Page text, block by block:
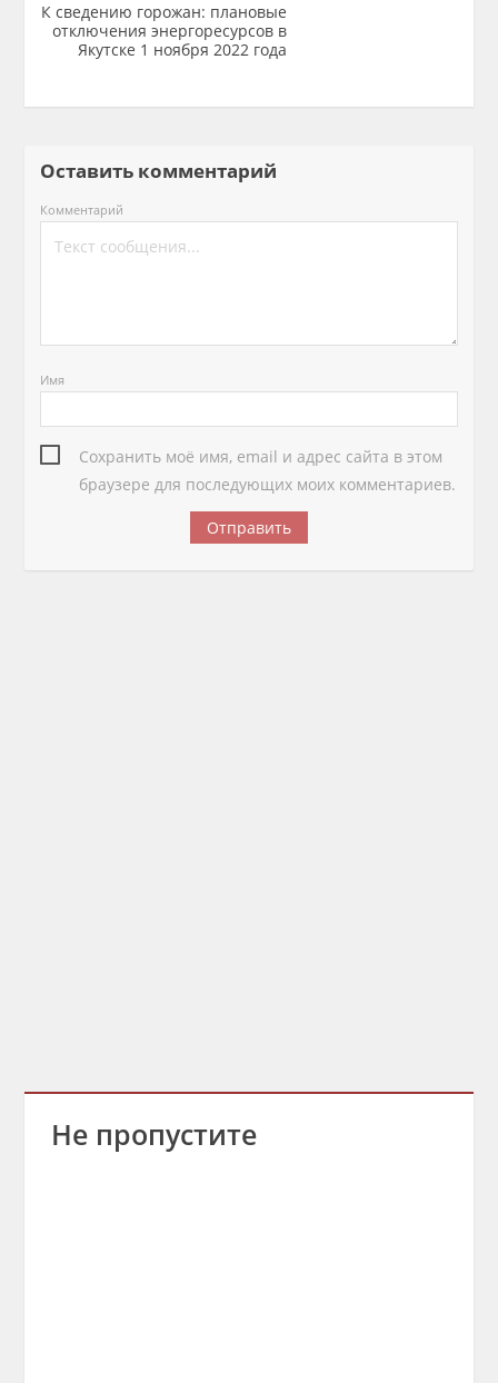
К сведению горожан: плановые
отключения энергоресурсов в
Якутске 1 ноября 2022 года
Оставить комментарий
Комментарий
Имя
Сохранить моё имя, email и адрес сайта в этом
браузере для последующих моих комментариев.
Не пропустите